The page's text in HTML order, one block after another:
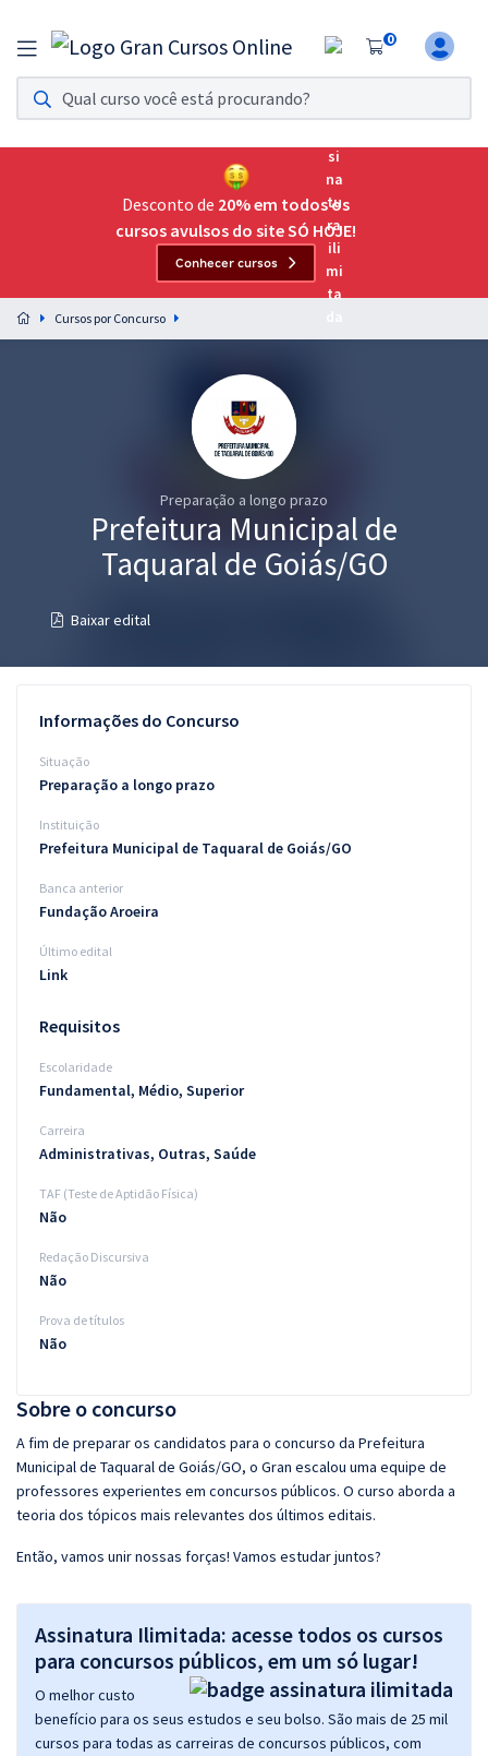
0
Assinatura Ilimitada 11
Acesso a todos os cursos. Teste grátis por 7 dias!
Assinatura OAB Até Passar
Acesso ilimitado a toda preparação para o Exame da
Preparação completa e intensiva para as principais
residências em saúde do Brasil
Graduação
Questões grátis
Conteúdo gratuito
Aprovados
Atendimento
Desconto de 20% em todos os
cursos avulsos do site SÓ HOJE!
Conhecer cursos
Cursos por Concurso
Preparação a longo prazo
Prefeitura Municipal de
Taquaral de Goiás/GO
Baixar edital
Sobre o concurso
A fim de preparar os candidatos para o concurso da Prefeitura
Municipal de Taquaral de Goiás/GO, o Gran escalou uma equipe de
professores experientes em concursos públicos. O curso aborda a
teoria dos tópicos mais relevantes dos últimos editais.
Então, vamos unir nossas forças! Vamos estudar juntos?
Assinatura Ilimitada: acesse todos os cursos
para concursos públicos, em um só lugar!
O melhor custo
benefício para os seus estudos e seu bolso. São mais de 25 mil
cursos para todas as carreiras de concursos públicos, com
Informações do Concurso
Situação
Preparação a longo prazo
Instituição
Prefeitura Municipal de Taquaral de Goiás/GO
Banca anterior
Fundação Aroeira
Último edital
Link
Requisitos
Escolaridade
Fundamental, Médio, Superior
Carreira
Administrativas, Outras, Saúde
TAF (Teste de Aptidão Física)
Não
Redação Discursiva
Não
Prova de títulos
Não